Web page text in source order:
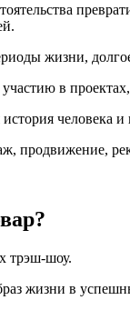
жизни,
в
человека
продвижение,
трэш-шоу.
жизни в